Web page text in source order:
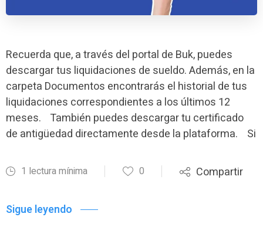
Recuerda que, a través del portal de Buk, puedes
descargar tus liquidaciones de sueldo. Además, en la
carpeta Documentos encontrarás el historial de tus
liquidaciones correspondientes a los últimos 12
meses. También puedes descargar tu certificado
de antigüedad directamente desde la plataforma. Si
1 lectura mínima 0 Compartir
Sigue leyendo